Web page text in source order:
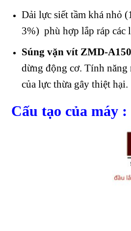
Dải lực siết tầm khá nhỏ
3%) phù hợp lắp ráp các
Súng vặn vít ZMD-
dừng động cơ. Tính
của lực thừa gây thiệt hại.
Cấu tạo của máy :